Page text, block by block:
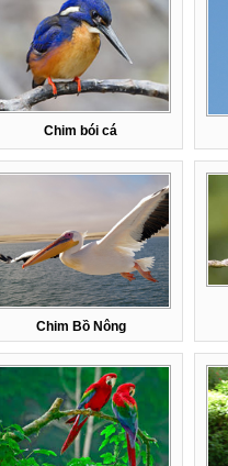
Chim bói cá
Chim Bồ Nông